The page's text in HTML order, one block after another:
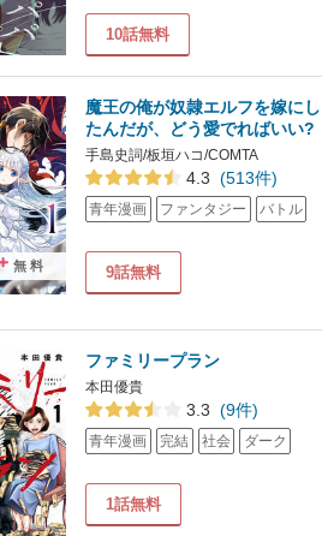
10話無料
魔王の俺が奴隷エルフを嫁にし
たんだが、どう愛でればいい?
手島史詞/板垣ハコ/COMTA
4.3 (513件)
青年漫画 ファンタジー バトル
9話無料
無料
ファミリープラン
本田優貴
3.3 (9件)
青年漫画 完結 社会 ダーク
1話無料